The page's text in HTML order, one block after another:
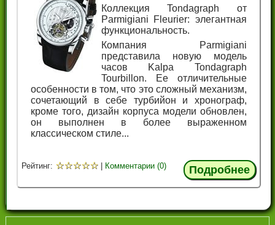
Коллекция Tondagraph от
Parmigiani Fleurier: элегантная
функциональность.
Компания Parmigiani
представила новую модель
часов Kalpa Tondagraph
Tourbillon. Ее отличительные
особенности в том, что это сложный механизм,
сочетающий в себе турбийон и хронограф,
кроме того, дизайн корпуса модели обновлен,
он выполнен в более выраженном
классическом стиле...
Рейтинг: ☆☆☆☆☆ Комментарии (0) Подробнее